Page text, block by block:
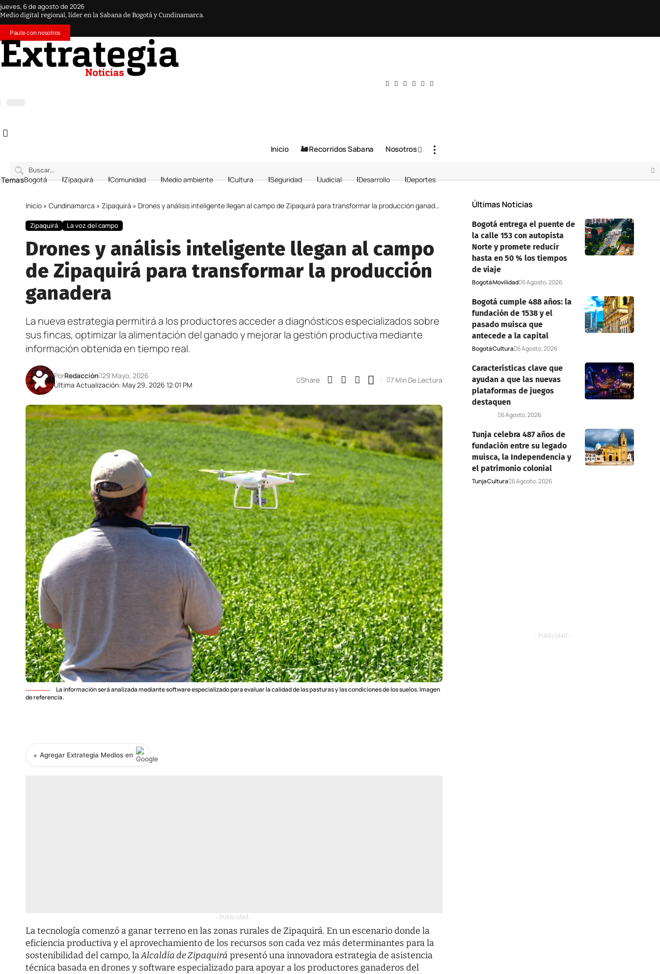
jueves, 6 de agosto de 2026
Medio digital regional, líder en la Sabana de Bogotá y Cundinamarca.
Paute con nosotros
Inicio 🚂 Recorridos Sabana Nosotros
Bogotá Zipaquirá Comunidad Medio ambiente Cultura Seguridad Judicial Desarrollo Deportes
Inicio » Cundinamarca » Zipaquirá » Drones y análisis inteligente llegan al campo de Zipaquirá para transformar la producción ganadera
Zipaquirá La voz del campo
Drones y análisis inteligente llegan al campo
de Zipaquirá para transformar la producción
ganadera
La nueva estrategia permitirá a los productores acceder a diagnósticos especializados sobre
sus fincas, optimizar la alimentación del ganado y mejorar la gestión productiva mediante
información obtenida en tiempo real.
Última Actualización: May 29, 2026 12:01 PM
PorRedacción 29 Mayo, 2026 Share 7 Min De Lectura
La información será analizada mediante software especializado para evaluar la calidad de las pasturas y las condiciones de los suelos. Imagen
de referencia.
+ Agregar Extrategia Medios en
- Publicidad -
La tecnología comenzó a ganar terreno en las zonas rurales de Zipaquirá. En un escenario donde la
eficiencia productiva y el aprovechamiento de los recursos son cada vez más determinantes para la
sostenibilidad del campo, laAlcaldía de Zipaquirá presentó una innovadora estrategia de asistencia
técnica basada en drones y software especializado para apoyar a los productores ganaderos del
Últimas Noticias
Bogotá entrega el puente de
la calle 153 con autopista
Norte y promete reducir
hasta en 50 % los tiempos
de viaje
BogotáMovilidad 6 Agosto, 2026
Bogotá cumple 488 años: la
fundación de 1538 y el
pasado muisca que
antecede a la capital
BogotáCultura 6 Agosto, 2026
Características clave que
ayudan a que las nuevas
plataformas de juegos
destaquen
6 Agosto, 2026
Tunja celebra 487 años de
fundación entre su legado
muisca, la Independencia y
el patrimonio colonial
TunjaCultura 6 Agosto, 2026
- Publicidad -